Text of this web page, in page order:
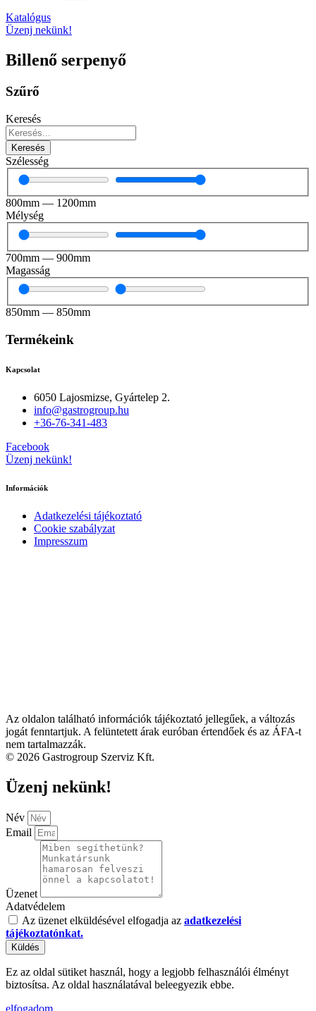
Katalógus
Üzenj nekünk!
Billenő serpenyő
Szűrő
Keresés
Keresés
Szélesség
800mm — 1200mm
Mélység
700mm — 900mm
Magasság
850mm — 850mm
Termékeink
Kapcsolat
6050 Lajosmizse, Gyártelep 2.
info@gastrogroup.hu
+36-76-341-483
Facebook
Üzenj nekünk!
Információk
Adatkezelési tájékoztató
Cookie szabályzat
Impresszum
Az oldalon található információk tájékoztató jellegűek, a változás
jogát fenntartjuk. A felüntetett árak euróban értendőek és az ÁFA-t
nem tartalmazzák.
© 2026 Gastrogroup Szerviz Kft.
Üzenj nekünk!
Név
Email
Üzenet
Adatvédelem
Az üzenet elküldésével elfogadja az adatkezelési
tájékoztatónkat.
Küldés
Ez az oldal sütiket használ, hogy a legjobb felhasználói élményt
biztosítsa. Az oldal használatával beleegyezik ebbe.
elfogadom